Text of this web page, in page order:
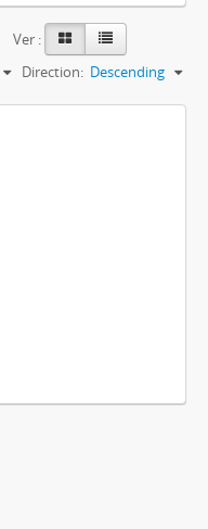
Ver :
Direction: Descending